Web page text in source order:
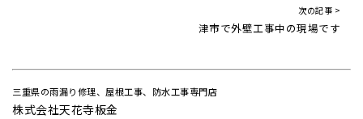
次の記事 >
津市で外壁工事中の現場です
三重県の雨漏り修理、屋根工事、防水工事専門店
株式会社天花寺板金